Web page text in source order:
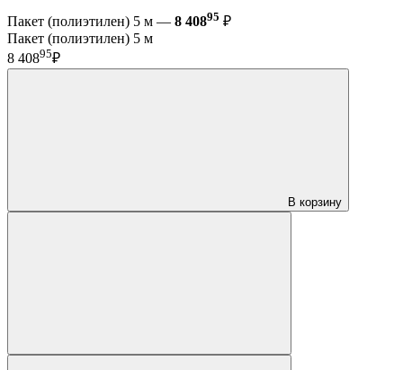
Пакет (полиэтилен) 5 м — 8 40895 ₽
Пакет (полиэтилен) 5 м
8 40895₽
В корзину